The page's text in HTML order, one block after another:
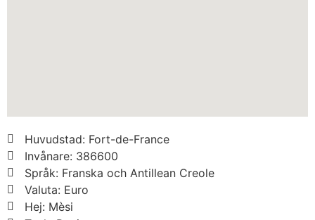
Huvudstad: Fort-de-France
Invånare: 386600
Språk: Franska och Antillean Creole
Valuta: Euro
Hej: Mèsi